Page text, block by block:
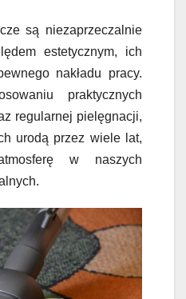
są niezaprzeczalnie
estetycznym, ich
nakładu pracy.
praktycznych
regularnej pielęgnacji,
urodą przez wiele lat,
w naszych